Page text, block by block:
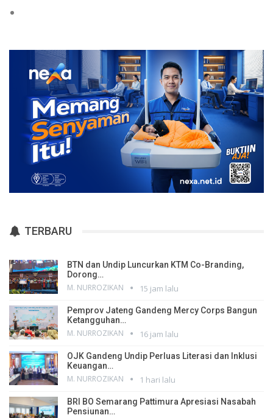
TERBARU
BTN dan Undip Luncurkan KTM Co-Branding,
Dorong…
M. NURROZIKAN 15 jam lalu
Pemprov Jateng Gandeng Mercy Corps Bangun
Ketangguhan…
M. NURROZIKAN 16 jam lalu
OJK Gandeng Undip Perluas Literasi dan Inklusi
Keuangan…
M. NURROZIKAN 1 hari lalu
BRI BO Semarang Pattimura Apresiasi Nasabah
Pensiunan…